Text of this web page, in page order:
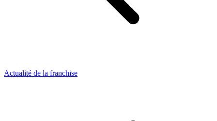
Actualité de la franchise